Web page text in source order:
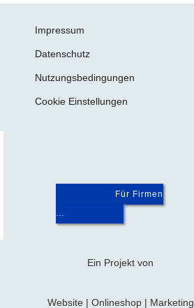
Impressum
Datenschutz
Nutzungsbedingungen
Cookie Einstellungen
Für Firmen
...
Ein Projekt von
Website | Onlineshop | Marketing